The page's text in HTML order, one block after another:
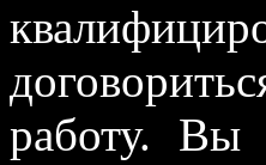
работу. Вы